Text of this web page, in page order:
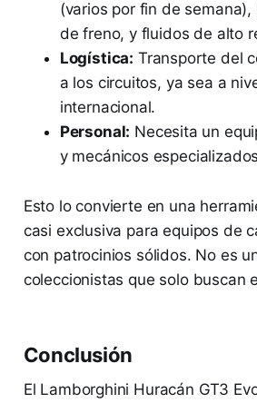
(varios por fin de
de freno, y fluidos de alto
Logística: Transporte del
a los circuitos, ya sea a
internacional.
Personal: Necesita un
y mecánicos
Esto lo convierte en una
casi exclusiva para equipos de
con patrocinios sólidos. No es
coleccionistas que solo buscan
Conclusión
El Lamborghini Huracán GT3